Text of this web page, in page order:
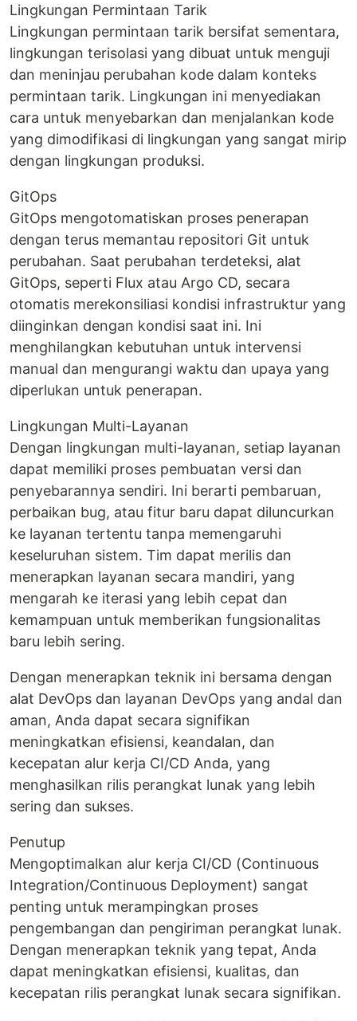
Lingkungan Permintaan Tarik
Lingkungan permintaan tarik bersifat sementara,
lingkungan terisolasi yang dibuat untuk menguji
dan meninjau perubahan kode dalam konteks
permintaan tarik. Lingkungan ini menyediakan
cara untuk menyebarkan dan menjalankan kode
yang dimodifikasi di lingkungan yang sangat mirip
dengan lingkungan produksi.
GitOps
GitOps mengotomatiskan proses penerapan
dengan terus memantau repositori Git untuk
perubahan. Saat perubahan terdeteksi, alat
GitOps, seperti Flux atau Argo CD, secara
otomatis merekonsiliasi kondisi infrastruktur yang
diinginkan dengan kondisi saat ini. Ini
menghilangkan kebutuhan untuk intervensi
manual dan mengurangi waktu dan upaya yang
diperlukan untuk penerapan.
Lingkungan Multi-Layanan
Dengan lingkungan multi-layanan, setiap layanan
dapat memiliki proses pembuatan versi dan
penyebarannya sendiri. Ini berarti pembaruan,
perbaikan bug, atau fitur baru dapat diluncurkan
ke layanan tertentu tanpa memengaruhi
keseluruhan sistem. Tim dapat merilis dan
menerapkan layanan secara mandiri, yang
mengarah ke iterasi yang lebih cepat dan
kemampuan untuk memberikan fungsionalitas
baru lebih sering.
Dengan menerapkan teknik ini bersama dengan
alat DevOps dan layanan DevOps yang andal dan
aman, Anda dapat secara signifikan
meningkatkan efisiensi, keandalan, dan
kecepatan alur kerja CI/CD Anda, yang
menghasilkan rilis perangkat lunak yang lebih
sering dan sukses.
Penutup
Mengoptimalkan alur kerja CI/CD (Continuous
Integration/Continuous Deployment) sangat
penting untuk merampingkan proses
pengembangan dan pengiriman perangkat lunak.
Dengan menerapkan teknik yang tepat, Anda
dapat meningkatkan efisiensi, kualitas, dan
kecepatan rilis perangkat lunak secara signifikan.